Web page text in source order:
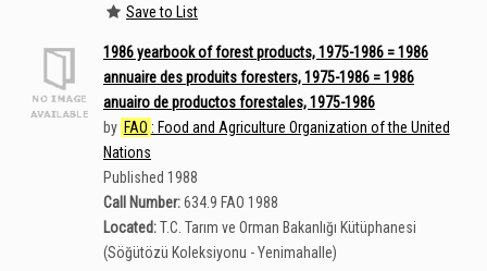
Save to List
1986 yearbook of forest products, 1975-1986 = 1986
annuaire des produits foresters, 1975-1986 = 1986
anuairo de productos forestales, 1975-1986
by FAO : Food and Agriculture Organization of the United
Nations
Published 1988
Call Number:634.9 FAO 1988
Located:T.C. Tarım ve Orman Bakanlığı Kütüphanesi
(Söğütözü Koleksiyonu - Yenimahalle)